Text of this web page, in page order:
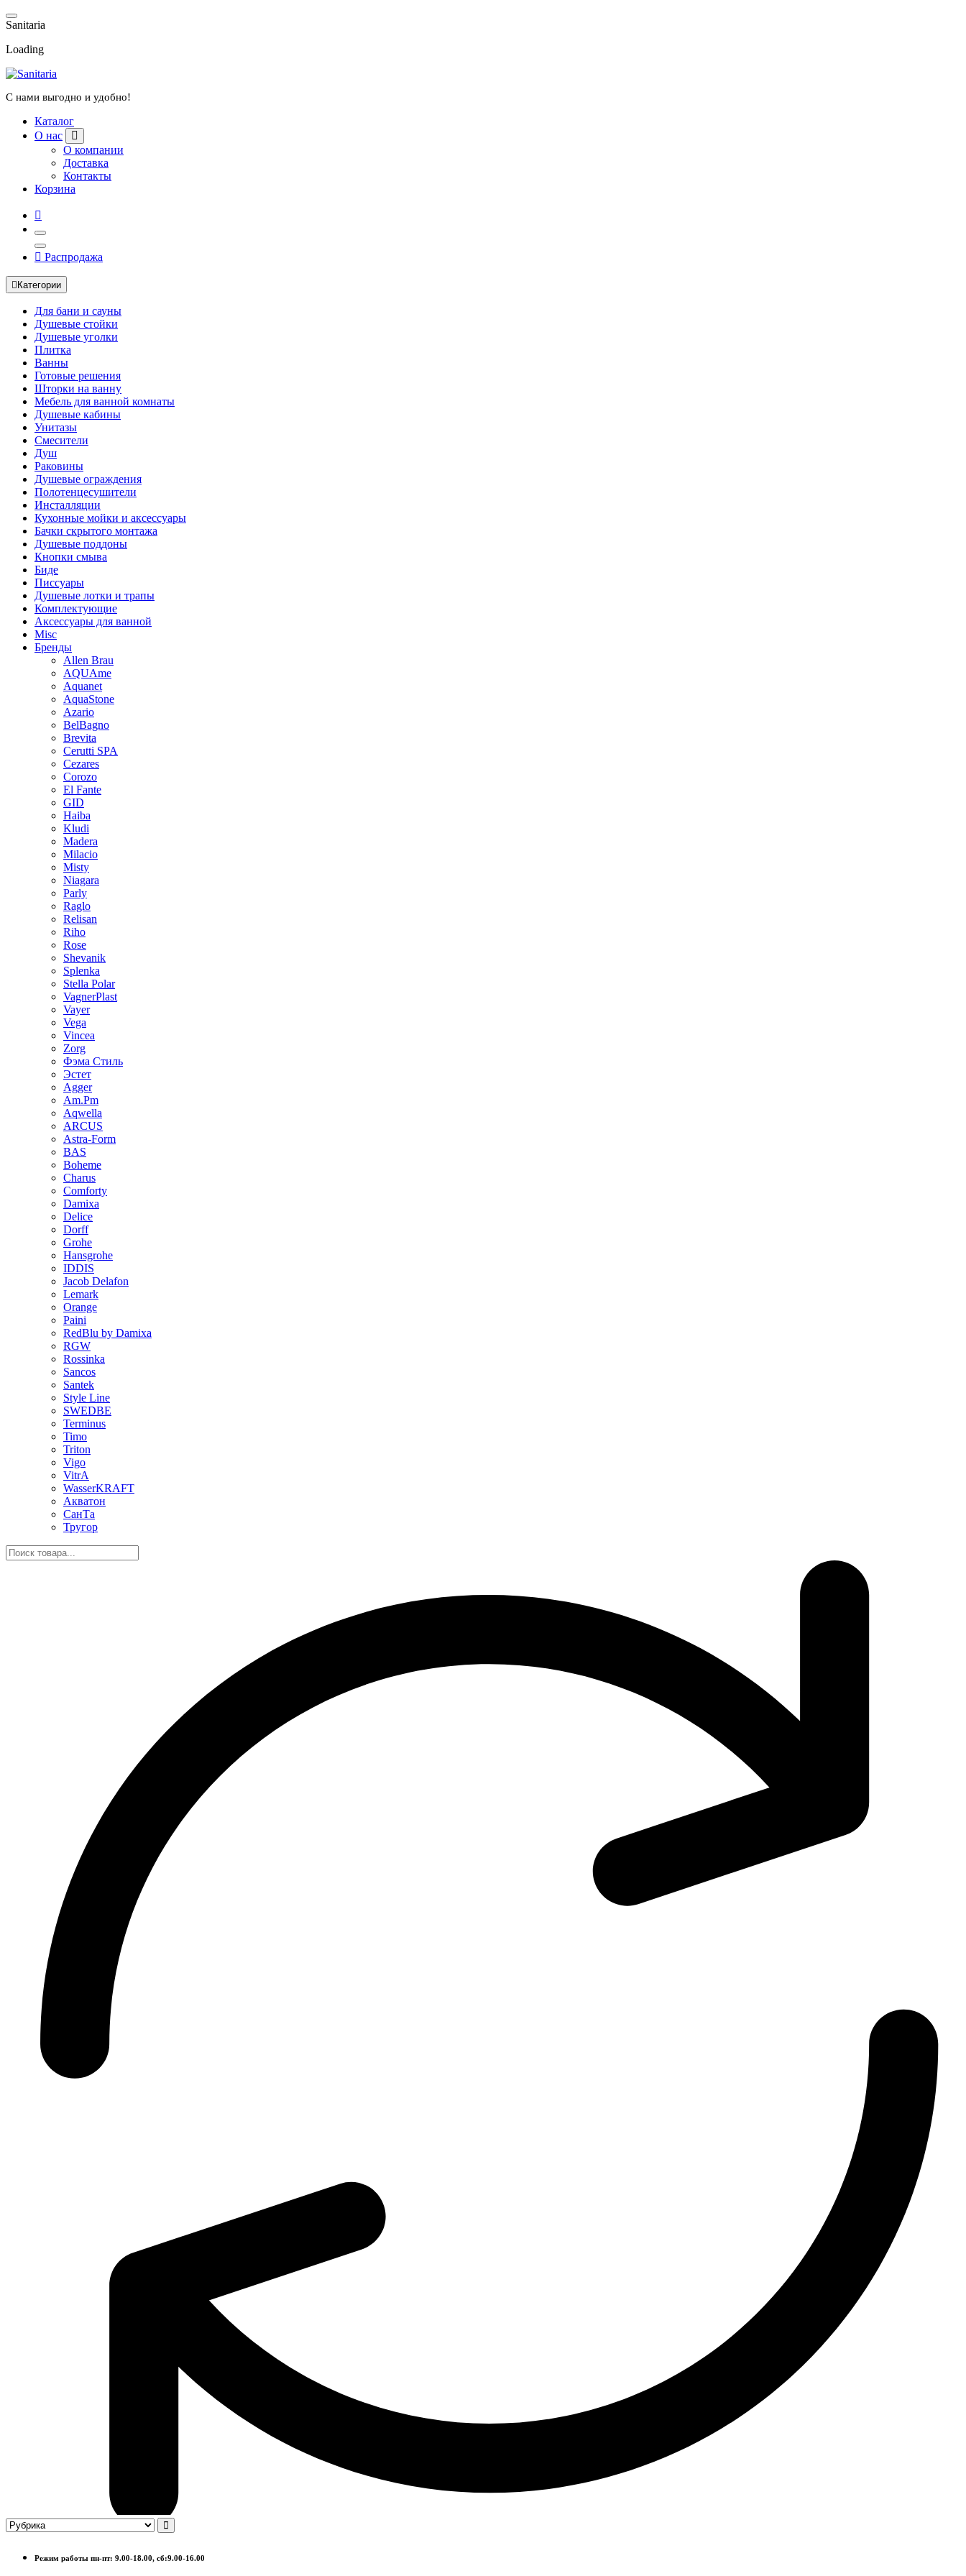
Перейти
к
Sanitaria
Loading
С нами выгодно и удобно!
Каталог
О нас
О компании
Доставка
Контакты
Корзина
Распродажа
Категории
Для бани и сауны
Душевые стойки
Душевые уголки
Плитка
Ванны
Готовые решения
Шторки на ванну
Мебель для ванной комнаты
Душевые кабины
Унитазы
Смесители
Душ
Раковины
Душевые ограждения
Полотенцесушители
Инсталляции
Кухонные мойки и аксессуары
Бачки скрытого монтажа
Душевые поддоны
Кнопки смыва
Биде
Писсуары
Душевые лотки и трапы
Комплектующие
Аксессуары для ванной
Misc
Бренды
Allen Brau
AQUAme
Aquanet
AquaStone
Azario
BelBagno
Brevita
Cerutti SPA
Cezares
Corozo
El Fante
GID
Haiba
Kludi
Madera
Milacio
Misty
Niagara
Parly
Raglo
Relisan
Riho
Rose
Shevanik
Splenka
Stella Polar
VagnerPlast
Vayer
Vega
Vincea
Zorg
Фэма Стиль
Эстет
Agger
Am.Pm
Aqwella
ARCUS
Astra-Form
BAS
Boheme
Charus
Comforty
Damixa
Delice
Dorff
Grohe
Hansgrohe
IDDIS
Jacob Delafon
Lemark
Orange
Paini
RedBlu by Damixa
RGW
Rossinka
Sancos
Santek
Style Line
SWEDBE
Terminus
Timo
Triton
Vigo
VitrA
WasserKRAFT
Акватон
СанТа
Тругор
Режим работы пн-пт: 9.00-18.00, сб:9.00-16.00